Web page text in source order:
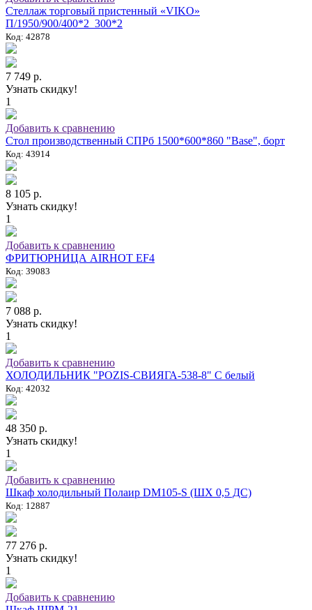
Стеллаж торговый пристенный «VIKO»
П/1950/900/400*2_300*2
Код: 42878
7 749 р.
Узнать скидку!
1
Добавить к сравнению
Стол производственный СПРб 1500*600*860 "Base", борт
Код: 43914
8 105 р.
Узнать скидку!
1
Добавить к сравнению
ФРИТЮРНИЦА AIRHOT EF4
Код: 39083
7 088 р.
Узнать скидку!
1
Добавить к сравнению
ХОЛОДИЛЬНИК "POZIS-СВИЯГА-538-8" C белый
Код: 42032
48 350 р.
Узнать скидку!
1
Добавить к сравнению
Шкаф холодильный Полаир DM105-S (ШХ 0,5 ДС)
Код: 12887
77 276 р.
Узнать скидку!
1
Добавить к сравнению